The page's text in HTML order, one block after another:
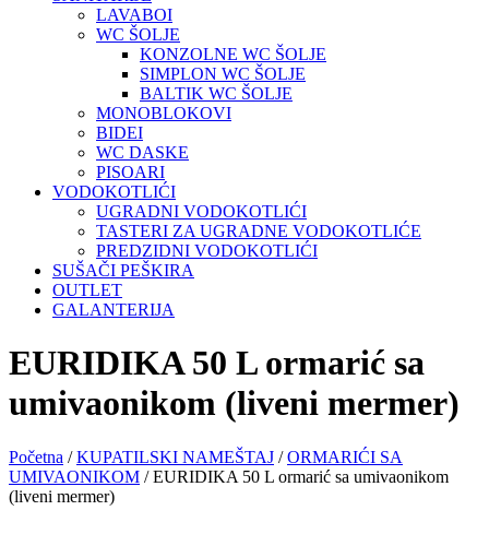
LAVABOI
WC ŠOLJE
KONZOLNE WC ŠOLJE
SIMPLON WC ŠOLJE
BALTIK WC ŠOLJE
MONOBLOKOVI
BIDEI
WC DASKE
PISOARI
VODOKOTLIĆI
UGRADNI VODOKOTLIĆI
TASTERI ZA UGRADNE VODOKOTLIĆE
PREDZIDNI VODOKOTLIĆI
SUŠAČI PEŠKIRA
OUTLET
GALANTERIJA
EURIDIKA 50 L ormarić sa
umivaonikom (liveni mermer)
Početna /KUPATILSKI NAMEŠTAJ /ORMARIĆI SA
UMIVAONIKOM / EURIDIKA 50 L ormarić sa umivaonikom
(liveni mermer)